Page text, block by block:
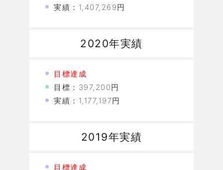
実績：1,407,269円
2020年実績
目標達成
目標：397,200円
実績：1,177,197円
2019年実績
目標達成